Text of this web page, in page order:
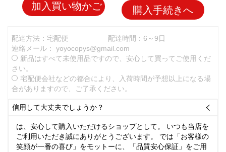
加入買い物かご 購入手続きへ
配達方法：宅配便
配達時間：6～9日
連絡メール： yoyocopys@gmail.com
新品はすべて未使用品ですので、安心して買ってご使用くだ
さい。
宅配便会社などの都合により、入荷時間が予想以上になる場
合がありますので、ご了承ください。
信用して大丈夫でしょうか？ 
は、安心して購入いただけるショップとして。 いつも当店を
ご利用いただき誠にありがとうございます。 では「お客様の
笑顔が一番の喜び」をモットーに、「品質安心保証」をご用